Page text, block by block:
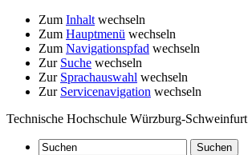
Zum Inhalt wechseln
Zum Hauptmenü wechseln
Zum Navigationspfad wechseln
Zur Suche wechseln
Zur Sprachauswahl wechseln
Zur Servicenavigation wechseln
Technische Hochschule Würzburg-Schweinfurt